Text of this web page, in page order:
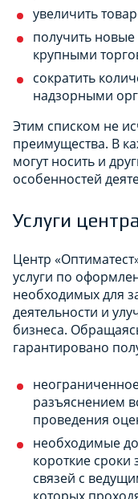
увеличить
получить новые
крупными
сократить
надзорными
Этим списком не
преимущества. В
могут носить и
особенностей
Услуги
Центр
услуги по
необходимых для
деятельности и
бизнеса.
гарантировано
разъяснением
проведения
необходимые
короткие сроки
связей с